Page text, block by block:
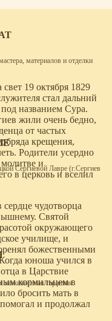
материалов и отделки
Сергиевой Лавре (г.Сергиев
пожизненная гарантия.
19 октября 1829
стал дальний
названием Сура.
жили очень бедно,
от частых
крещения,
Родители усердно
и
в церковь и вселил
чудотворца
Святой
окружающего
училище, и
божественными
юноша учился в
в Царствие
кормильцем в
бросить мать в
и продолжал